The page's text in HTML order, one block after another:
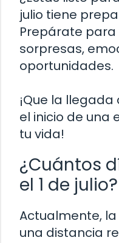
julio tiene
Prepárate para
sorpresas,
oportunidades.
¡Que la
el inicio de una
tu vida!
¿Cuántos
el 1 de julio?
Actualmente,
una distancia